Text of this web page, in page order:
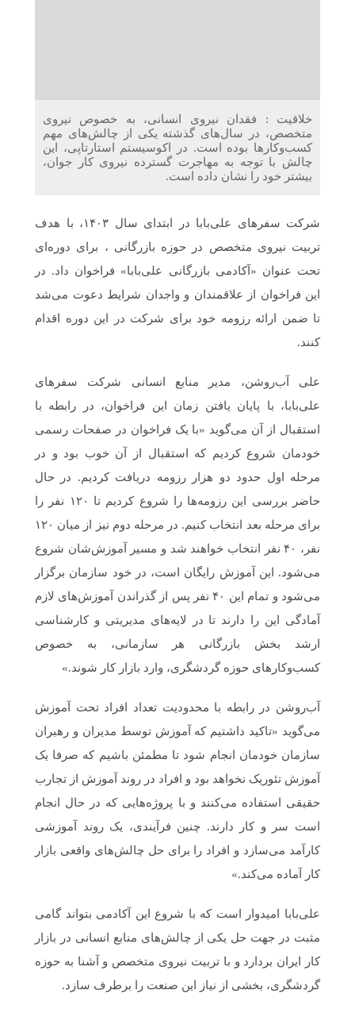
خلاقیت : فقدان نیروی انسانی، به خصوص نیروی
متخصص، در سال‌های گذشته یکی از چالش‌های مهم
کسب‌وکارها بوده است. در اکوسیستم استارتاپی، این
چالش با توجه به مهاجرت گسترده نیروی کار جوان،
بیشتر خود را نشان داده است.
شرکت سفرهای علی‌بابا در ابتدای سال ۱۴۰۳، با هدف
تربیت نیروی متخصص در حوزه بازرگانی ، برای دوره‌ای
تحت عنوان «آکادمی بازرگانی علی‌بابا» فراخوان داد. در
این فراخوان از علاقمندان و واجدان شرایط دعوت می‌شد
تا ضمن ارائه رزومه خود برای شرکت در این دوره اقدام
کنند.
علی آب‌روشن، مدیر منابع انسانی شرکت سفرهای
علی‌بابا، با پایان یافتن زمان این فراخوان، در رابطه با
استقبال از آن می‌گوید «با یک فراخوان در صفحات رسمی
خودمان شروع کردیم که استقبال از آن خوب بود و در
مرحله اول حدود دو هزار رزومه دریافت کردیم. در حال
حاضر بررسی این رزومه‌ها را شروع کردیم تا ۱۲۰ نفر را
برای مرحله بعد انتخاب کنیم. در مرحله دوم نیز از میان ۱۲۰
نفر، ۴۰ نفر انتخاب خواهند شد و مسیر آموزش‌شان شروع
می‌شود. این آموزش رایگان است، در خود سازمان برگزار
می‌شود و تمام این ۴۰ نفر پس از گذراندن آموزش‌های لازم
آمادگی این را دارند تا در لایه‌های مدیریتی و کارشناسی
ارشد بخش بازرگانی هر سازمانی، به خصوص
کسب‌وکارهای حوزه گردشگری، وارد بازار کار شوند.»
آب‌روشن در رابطه با محدودیت تعداد افراد تحت آموزش
می‌گوید «تاکید داشتیم که آموزش توسط مدیران و رهبران
سازمان خودمان انجام شود تا مطمئن باشیم که صرفا یک
آموزش تئوریک نخواهد بود و افراد در روند آموزش از تجارب
حقیقی استفاده می‌کنند و با پروژه‌هایی که در حال انجام
است سر و کار دارند. چنین فرآیندی، یک روند آموزشی
کارآمد می‌سازد و افراد را برای حل چالش‌های واقعی بازار
کار آماده می‌‌کند.»
علی‌بابا امیدوار است که با شروع این آکادمی بتواند گامی
مثبت در جهت حل یکی از چالش‌های منابع انسانی در بازار
کار ایران بردارد و با تربیت نیروی متخصص و آشنا به حوزه
گردشگری، بخشی از نیاز این صنعت را برطرف سازد.